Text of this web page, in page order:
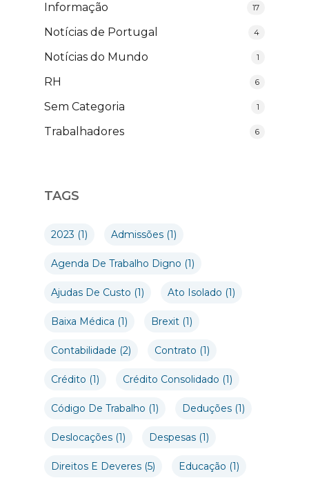
Informação 17
Notícias de Portugal 4
Notícias do Mundo 1
RH 6
Sem Categoria 1
Trabalhadores 6
TAGS
2023 (1) Admissões (1)
Agenda De Trabalho Digno (1)
Ajudas De Custo (1) Ato Isolado (1)
Baixa Médica (1) Brexit (1)
Contabilidade (2) Contrato (1)
Crédito (1) Crédito Consolidado (1)
Código De Trabalho (1) Deduções (1)
Deslocações (1) Despesas (1)
Direitos E Deveres (5) Educação (1)